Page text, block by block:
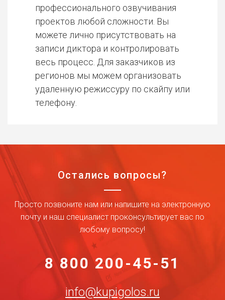
профессионального озвучивания
проектов любой сложности. Вы
можете лично присутствовать на
записи диктора и контролировать
весь процесс. Для заказчиков из
регионов мы можем организовать
удаленную режиссуру по скайпу или
телефону.
Остались вопросы?
Просто позвоните нам или напишите на электронную
почту и наш специалист проконсультирует вас по
любому вопросу!
8 800 200-45-51
info@kupigolos.ru